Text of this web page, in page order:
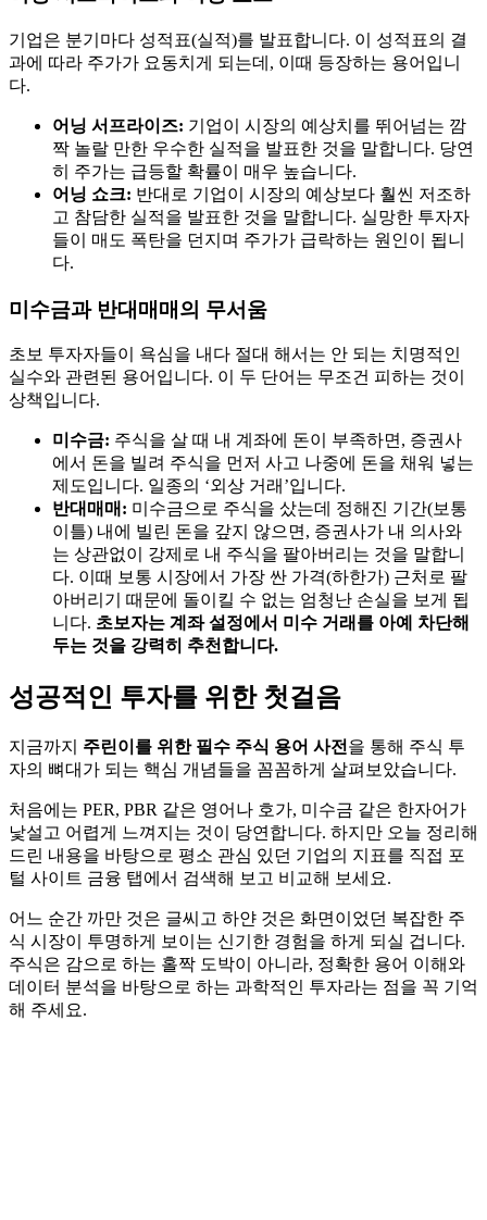
기업은 분기마다 성적표(실적)를 발표합니다. 이 성적표의 결
과에 따라 주가가 요동치게 되는데, 이때 등장하는 용어입니
다.
어닝 서프라이즈: 기업이 시장의 예상치를 뛰어넘는 깜
짝 놀랄 만한 우수한 실적을 발표한 것을 말합니다. 당연
히 주가는 급등할 확률이 매우 높습니다.
어닝 쇼크: 반대로 기업이 시장의 예상보다 훨씬 저조하
고 참담한 실적을 발표한 것을 말합니다. 실망한 투자자
들이 매도 폭탄을 던지며 주가가 급락하는 원인이 됩니
다.
미수금과 반대매매의 무서움
초보 투자자들이 욕심을 내다 절대 해서는 안 되는 치명적인
실수와 관련된 용어입니다. 이 두 단어는 무조건 피하는 것이
상책입니다.
미수금: 주식을 살 때 내 계좌에 돈이 부족하면, 증권사
에서 돈을 빌려 주식을 먼저 사고 나중에 돈을 채워 넣는
제도입니다. 일종의 ‘외상 거래’입니다.
반대매매: 미수금으로 주식을 샀는데 정해진 기간(보통
이틀) 내에 빌린 돈을 갚지 않으면, 증권사가 내 의사와
는 상관없이 강제로 내 주식을 팔아버리는 것을 말합니
다. 이때 보통 시장에서 가장 싼 가격(하한가) 근처로 팔
아버리기 때문에 돌이킬 수 없는 엄청난 손실을 보게 됩
니다. 초보자는 계좌 설정에서 미수 거래를 아예 차단해
두는 것을 강력히 추천합니다.
성공적인 투자를 위한 첫걸음
지금까지 주린이를 위한 필수 주식 용어 사전 을 통해 주식 투
자의 뼈대가 되는 핵심 개념들을 꼼꼼하게 살펴보았습니다.
처음에는 PER, PBR 같은 영어나 호가, 미수금 같은 한자어가
낯설고 어렵게 느껴지는 것이 당연합니다. 하지만 오늘 정리해
드린 내용을 바탕으로 평소 관심 있던 기업의 지표를 직접 포
털 사이트 금융 탭에서 검색해 보고 비교해 보세요.
어느 순간 까만 것은 글씨고 하얀 것은 화면이었던 복잡한 주
식 시장이 투명하게 보이는 신기한 경험을 하게 되실 겁니다.
주식은 감으로 하는 홀짝 도박이 아니라, 정확한 용어 이해와
데이터 분석을 바탕으로 하는 과학적인 투자라는 점을 꼭 기억
해 주세요.